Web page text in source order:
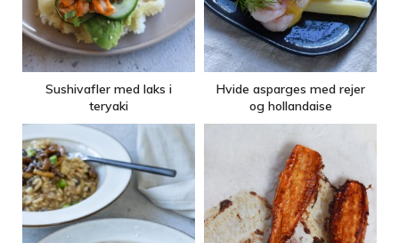
Sushivafler med laks i
teryaki
Hvide asparges med rejer
og hollandaise